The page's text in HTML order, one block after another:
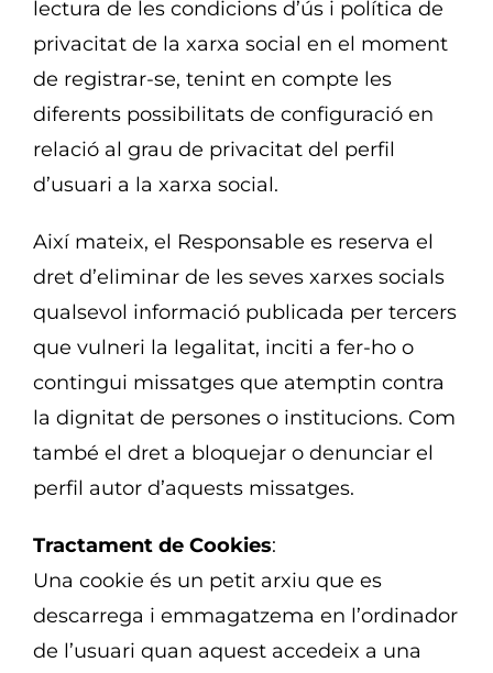
lectura de les condicions d’ús i política de
privacitat de la xarxa social en el moment
de registrar-se, tenint en compte les
diferents possibilitats de configuració en
relació al grau de privacitat del perfil
d’usuari a la xarxa social.
Així mateix, el Responsable es reserva el
dret d’eliminar de les seves xarxes socials
qualsevol informació publicada per tercers
que vulneri la legalitat, inciti a fer-ho o
contingui missatges que atemptin contra
la dignitat de persones o institucions. Com
també el dret a bloquejar o denunciar el
perfil autor d’aquests missatges.
Tractament de Cookies:
Una cookie és un petit arxiu que es
descarrega i emmagatzema en l’ordinador
de l’usuari quan aquest accedeix a una